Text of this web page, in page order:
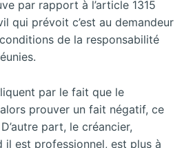
par rapport à l’article 1315
qui prévoit c’est au demandeur
de la responsabilité
par le fait que le
prouver un fait négatif, ce
part, le créancier,
il est professionnel, est plus à